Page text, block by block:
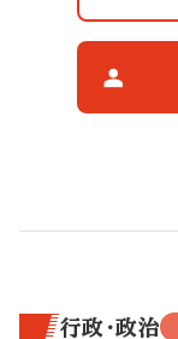
行政・政治